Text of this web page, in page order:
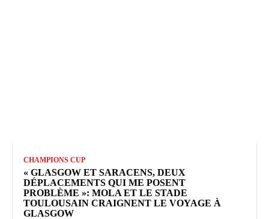
CHAMPIONS CUP
« GLASGOW ET SARACENS, DEUX
DÉPLACEMENTS QUI ME POSENT
PROBLÈME »: MOLA ET LE STADE
TOULOUSAIN CRAIGNENT LE VOYAGE À
GLASGOW